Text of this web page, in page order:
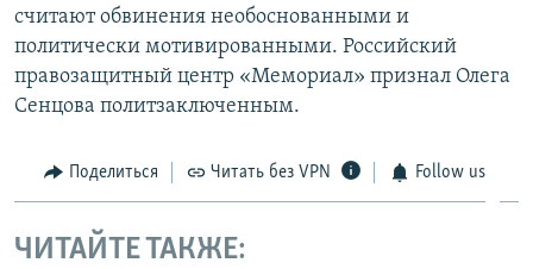
считают обвинения необоснованными и
политически мотивированными. Российский
правозащитный центр «Мемориал» признал Олега
Сенцова политзаключенным.
Поделиться Читать без VPN Follow us
ЧИТАЙТЕ ТАКЖЕ: